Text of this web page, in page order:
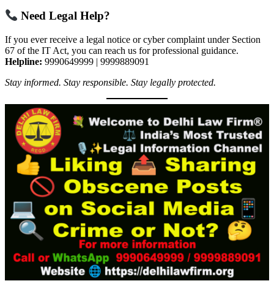
Need Legal Help?
If you ever receive a legal notice or cyber complaint under Section
67 of the IT Act, you can reach us for professional guidance.
Helpline: 9990649999 | 9999889091
Stay informed. Stay responsible. Stay legally protected.